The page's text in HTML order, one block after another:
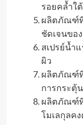
รอยคล้ำใ
ผลิตภัณฑ์ที่
ชัดเจนขอ
สเปรย์น้ำ
ผิว
ผลิตภัณฑ์ที่
การกระตุ้
ผลิตภัณฑ์ที่
โมเลกุลค